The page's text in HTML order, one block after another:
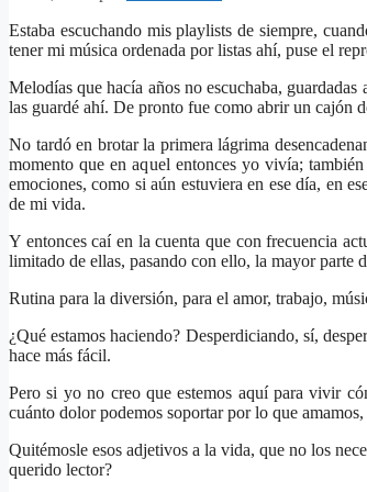
Estaba escuchando mis playlists de siempre,
tener mi música ordenada por listas ahí, puse el
Melodías que hacía años no escuchaba,
las guardé ahí. De pronto fue como abrir un cajón
No tardó en brotar la primera lágrima
momento que en aquel entonces yo vivía;
emociones, como si aún estuviera en ese día, en
de mi vida.
Y entonces caí en la cuenta que con frecuencia
limitado de ellas, pasando con ello, la mayor parte
Rutina para la diversión, para el amor, trabajo,
¿Qué estamos haciendo? Desperdiciando, sí,
hace más fácil.
Pero si yo no creo que estemos aquí para vivir
cuánto dolor podemos soportar por lo que
Quitémosle esos adjetivos a la vida, que no los
querido lector?